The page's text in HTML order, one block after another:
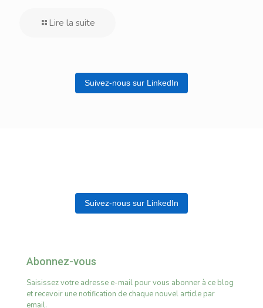
Lire la suite
Suivez-nous sur LinkedIn
Suivez-nous sur LinkedIn
Abonnez-vous
Saisissez votre adresse e-mail pour vous abonner à ce blog
et recevoir une notification de chaque nouvel article par
email.